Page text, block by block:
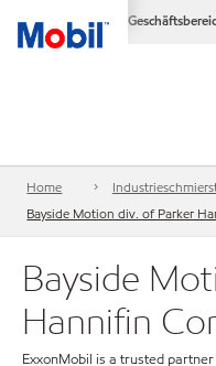
Home
Bayside Motion div. of Parker
Bayside
Hannifin
ExxonMobil is a trusted